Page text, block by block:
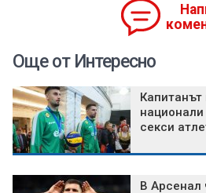
Още от Интересно
Капитанът
секси
В Арсенал